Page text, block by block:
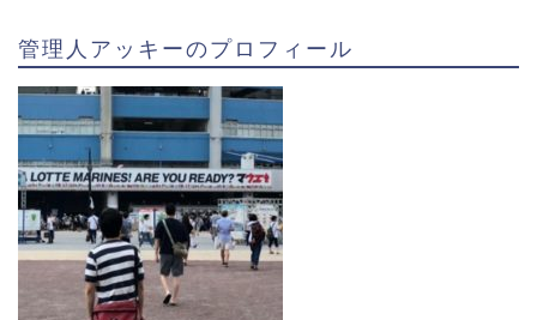
管理人アッキーのプロフィール